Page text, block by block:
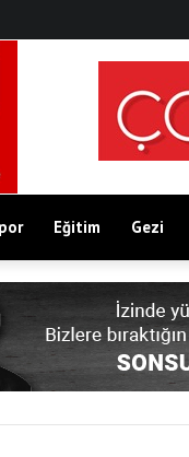
Eğitim Gezi